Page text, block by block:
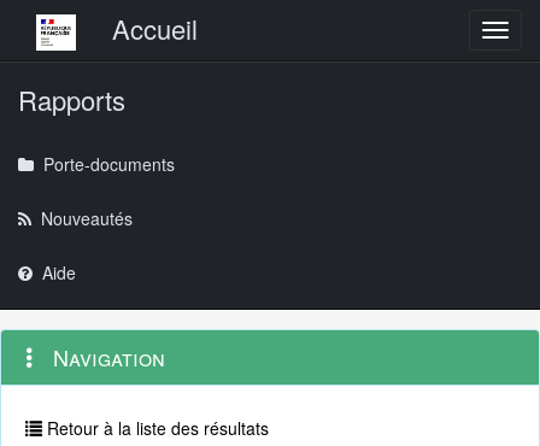
Menu principalAccueil
Rapports
Porte-documents
Nouveautés
Aide
Navigation
outils
Menu
contextuel
Navigation
Retour à la liste des résultats